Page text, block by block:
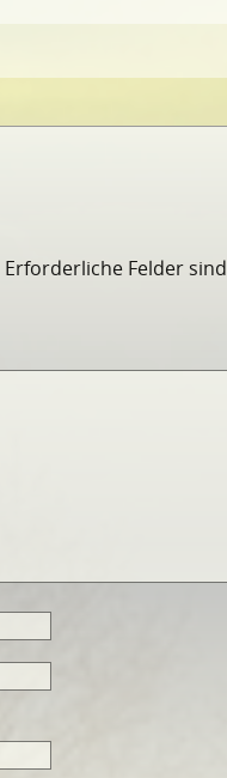
Erforderliche Felder sind